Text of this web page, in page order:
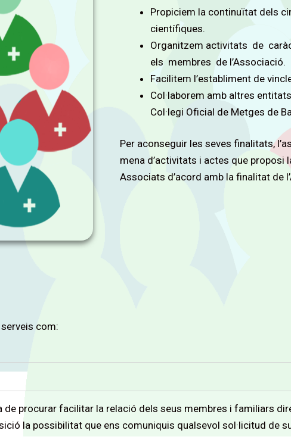
Propiciem la continuïtat dels
científiques.
Organitzem activitats de
els membres de l’Associació.
Facilitem l’establiment de
Col·laborem amb altres
Col·legi Oficial de Metges de
Per aconseguir les seves finalitats,
mena d’activitats i actes que proposi
Associats d’acord amb la finalitat de
com:
de procurar facilitar la relació dels seus membres i familiars
la possibilitat que ens comuniquis qualsevol sol·licitud de